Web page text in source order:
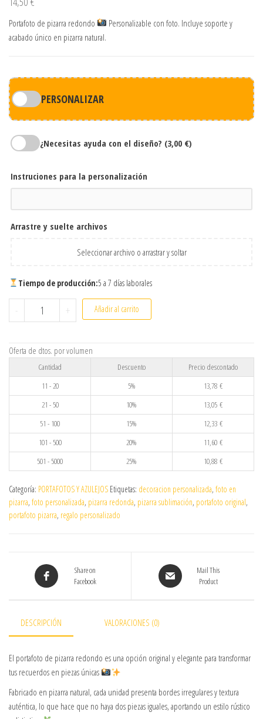
Portafoto de pizarra redondo
Personalizable con foto. Incluye soporte y
acabado único en pizarra natural.
PERSONALIZAR
¿Necesitas ayuda con el diseño? (3,00 €)
Instruciones para la personalización
Arrastre y suelte archivos
Seleccionar archivo o arrastrar y soltar
Tiempo de producción:5 a 7 días laborales
- Portafoto de pizarra redondo personalizado con foto – Placa
+ Añadir al carrito
Oferta de dtos. por volumen
Cantidad Descuento
Precio descontado
11 - 20
5% 13,78 €
21 - 50
10% 13,05 €
51 - 100
15% 12,33 €
101 - 500
20% 11,60 €
501 - 5000
25% 10,88 €
Categoría: PORTAFOTOS Y AZULEJOS Etiquetas: decoracion personalizada, foto en
pizarra, foto personalizada, pizarra redonda, pizarra sublimación, portafoto original,
portafoto pizarra, regalo personalizado
Share on
Facebook
Mail This
Product
DESCRIPCIÓN VALORACIONES (0)
El portafoto de pizarra redondo es una opción original y elegante para transformar
tus recuerdos en piezas únicas
Fabricado en pizarra natural, cada unidad presenta bordes irregulares y textura
auténtica, lo que hace que no haya dos piezas iguales, aportando un estilo rústico